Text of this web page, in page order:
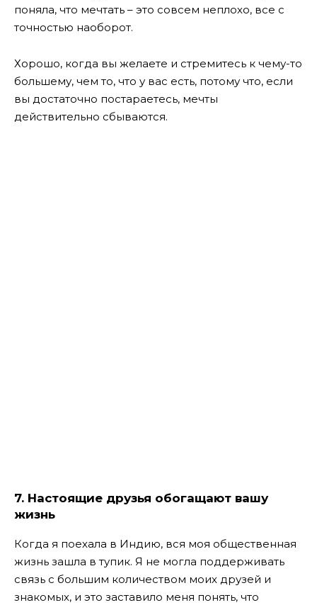
поняла, что мечтать – это совсем неплохо, все с
точностью наоборот.
Хорошо, когда вы желаете и стремитесь к чему-то
большему, чем то, что у вас есть, потому что, если
вы достаточно постараетесь, мечты
действительно сбываются.
7. Настоящие друзья обогащают вашу
жизнь
Когда я поехала в Индию, вся моя общественная
жизнь зашла в тупик. Я не могла поддерживать
связь с большим количеством моих друзей и
знакомых, и это заставило меня понять, что